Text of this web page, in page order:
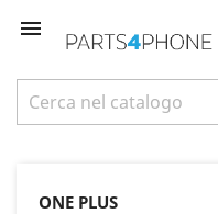

ONE PLUS